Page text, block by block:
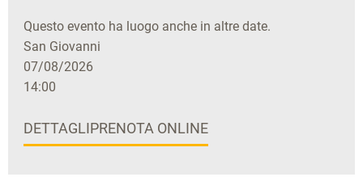
Questo evento ha luogo anche in altre date.
San Giovanni
07/08/2026
14:00
DETTAGLIPRENOTA ONLINE